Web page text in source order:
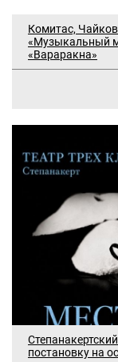
Комитас,
«Музыкальный
«Вараракна»
постановку на